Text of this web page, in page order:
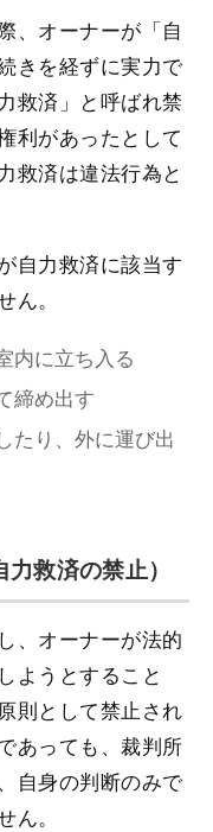
、オーナーが「自
きを経ずに実力で
救済」と呼ばれ禁
利があったとして
救済は違法行為と
自力救済に該当す
。
内に立ち入る
締め出す
たり、外に運び出
救済の禁止）
、オーナーが法的
ようとすること
則として禁止され
あっても、裁判所
自身の判断のみで
。